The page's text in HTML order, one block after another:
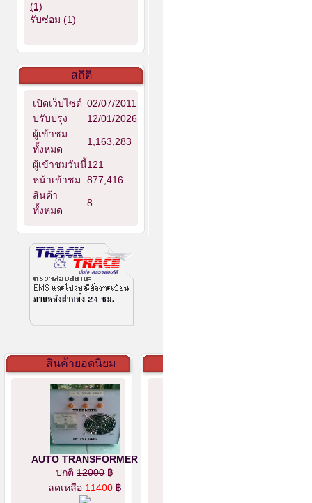
(1)
รับซ่อม (1)
สถิติ
เปิดเว็บไซต์ 02/07/2011
ปรับปรุง
12/01/2026
ผู้เข้าชม
ทั้งหมด
1,163,283
ผู้เข้าชมวันนี้121
หน้าเข้าชม
877,416
สินค้า
ทั้งหมด
8
สินค้ายอดนิยม
AUTO TRANSFORMER
ปกติ12000฿
ลดเหลือ 11400 ฿